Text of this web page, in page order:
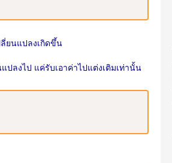
ยนแปลงเกิดขึ้น
ปลงไป แค่รับเอาค่าไปแต่งเติมเท่านั้น